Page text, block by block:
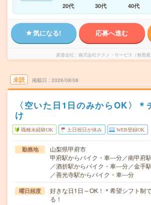
20代
30代 40代
気になる! 応募へ進む
派遣会社 株式会社テクノ・サービス（無期雇
未読 掲載日 2026/08/08
〈空いた日1日のみからOK〉＊
け
職種未経験OK 土日祝日が休み WEB登録OK
勤務地
山梨県甲府市
甲府駅からバイク・車---分／南甲府
／酒折駅からバイク・車---分／金手
／善光寺駅からバイク・車---分
曜日頻度
好きな日1日～OK！＊希望シフト制
る！